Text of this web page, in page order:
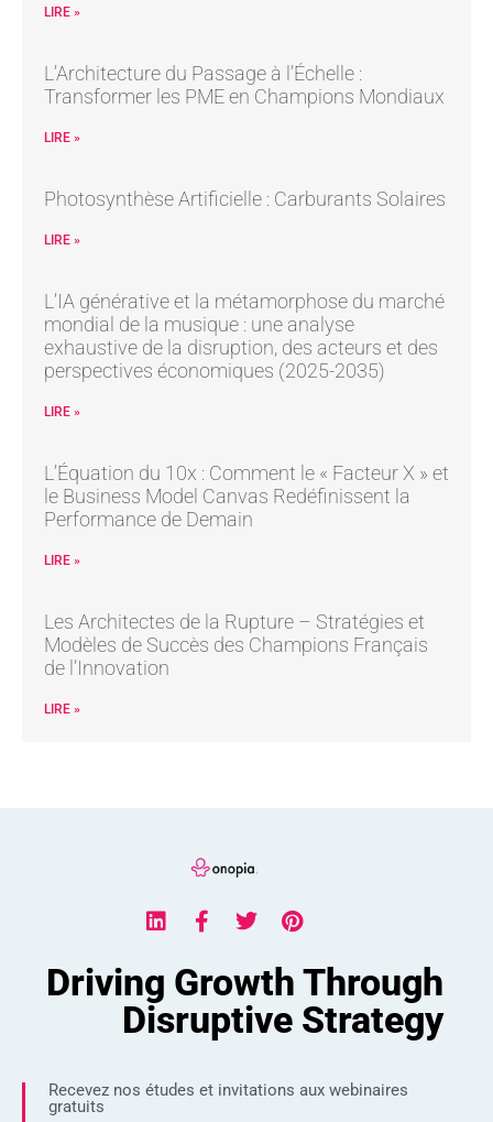
LIRE »
L’Architecture du Passage à l’Échelle :
Transformer les PME en Champions Mondiaux
LIRE »
Photosynthèse Artificielle : Carburants Solaires
LIRE »
L’IA générative et la métamorphose du marché
mondial de la musique : une analyse
exhaustive de la disruption, des acteurs et des
perspectives économiques (2025-2035)
LIRE »
L’Équation du 10x : Comment le « Facteur X » et
le Business Model Canvas Redéfinissent la
Performance de Demain
LIRE »
Les Architectes de la Rupture – Stratégies et
Modèles de Succès des Champions Français
de l’Innovation
LIRE »
Driving Growth Through
Disruptive Strategy
Recevez nos études et invitations aux webinaires
gratuits